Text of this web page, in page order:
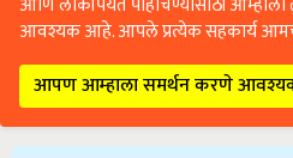
आवश्यक आहे. आपले प्रत्येक सहकार्य
आपण आम्हाला समर्थन करणे